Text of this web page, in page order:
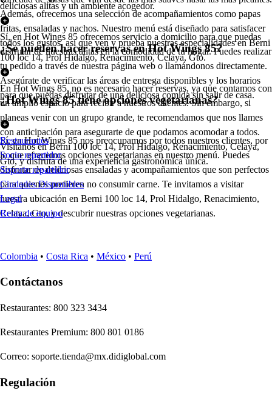
deliciosas alitas y un ambiente acogedor.
Además, ofrecemos una selección de acompañamientos como papas
fritas, ensaladas y nachos. Nuestro menú está diseñado para satisfacer
todos los gustos, así que ven y prueba nuestras especialidades en Berni
100 loc 14, Prol Hidalgo, Renacimiento, Celaya, Gto.
Sí, en Hot Wings 85 ofrecemos servicio a domicilio para que puedas
disfrutar de nuestras alitas en la comodidad de tu hogar. Puedes realizar
tu pedido a través de nuestra página web o llamándonos directamente.
Asegúrate de verificar las áreas de entrega disponibles y los horarios
para que puedas disfrutar de una deliciosa comida sin salir de casa.
¿Se pueden hacer reservas en Hot Wings 85?
En Hot Wings 85, no es necesario hacer reservas, ya que contamos con
un amplio espacio para recibir a nuestros clientes. Sin embargo, si
planeas venir con un grupo grande, te recomendamos que nos llames
con anticipación para asegurarte de que podamos acomodar a todos.
Visítanos en Berni 100 loc 14, Prol Hidalgo, Renacimiento, Celaya,
Gto, y disfruta de una experiencia gastronómica única.
¿Hot Wings 85 tiene opciones vegetarianas?
Sí, en Hot Wings 85 nos preocupamos por todos nuestros clientes, por
lo que ofrecemos opciones vegetarianas en nuestro menú. Puedes
disfrutar de deliciosas ensaladas y acompañamientos que son perfectos
para quienes prefieren no consumir carne. Te invitamos a visitar
nuestra ubicación en Berni 100 loc 14, Prol Hidalgo, Renacimiento,
Celaya, Gto, y descubrir nuestras opciones vegetarianas.
Restaurantes
Socio repartidor
Soporte repartidor
Ciudades Disponibles
Legal
Renta de equipo
Colombia • Costa Rica • México • Perú
Contáctanos
Restaurantes: 800 323 3434
Restaurantes Premium: 800 801 0186
Correo: soporte.tienda@mx.didiglobal.com
Regulación